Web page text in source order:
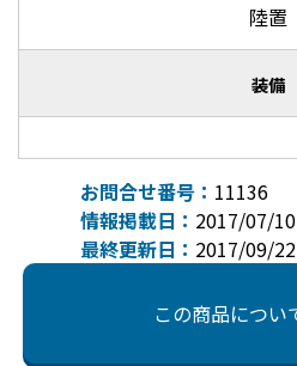
陸置
装備
お問合せ番号： 11136
情報掲載日： 2017/07/
最終更新日： 2017/09/
この商品につい